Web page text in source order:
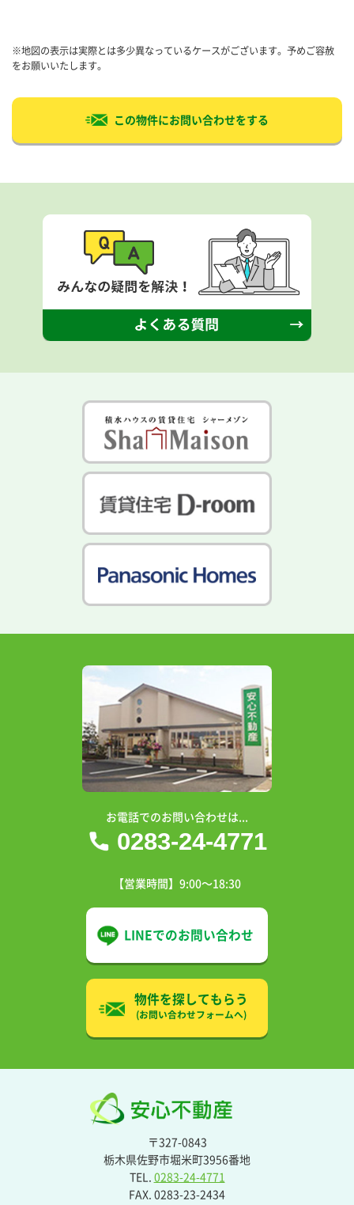
※地図の表示は実際とは多少異なっているケースがございます。予めご容赦
をお願いいたします。
この物件にお問い合わせをする
お電話でのお問い合わせは...
0283-24-4771
【営業時間】9:00〜18:30
LINEでのお問い合わせ
物件を探してもらう
(お問い合わせフォームへ)
〒327-0843
栃木県佐野市堀米町3956番地
TEL. 0283-24-4771
FAX. 0283-23-2434